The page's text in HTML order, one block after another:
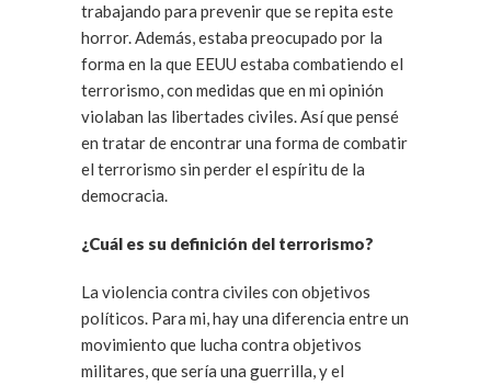
trabajando para prevenir que se repita este
horror. Además, estaba preocupado por la
forma en la que EEUU estaba combatiendo el
terrorismo, con medidas que en mi opinión
violaban las libertades civiles. Así que pensé
en tratar de encontrar una forma de combatir
el terrorismo sin perder el espíritu de la
democracia.
¿Cuál es su definición del terrorismo?
La violencia contra civiles con objetivos
políticos. Para mi, hay una diferencia entre un
movimiento que lucha contra objetivos
militares, que sería una guerrilla, y el